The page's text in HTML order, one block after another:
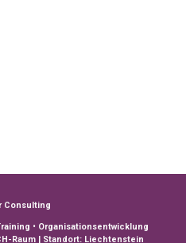
Consulting
• Organisationsentwicklung
Raum | Standort: Liechtenstein